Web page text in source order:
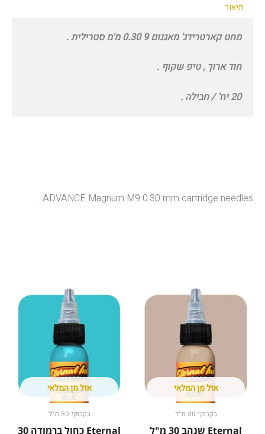
תיאור
מחט קארטרידג' מאגנום 9 0.30 מ'מ סטרילית .
חוד ארוך , טיפ שקוף .
20 יח' / חבילה .
ADVANCE Magnum M9 0.30 mm cartridge needles .
אזל מן המלאי
בקבוקי 30 מ"ל
Eternal שנהב 30 מ"ל
אזל מן המלאי
בקבוקי 30 מ"ל
Eternal כחול ברמודה 30